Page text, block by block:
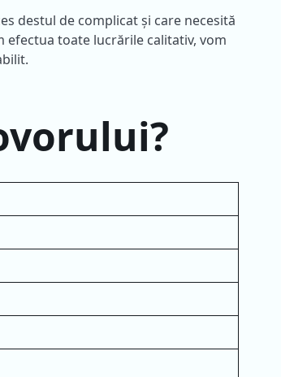
destul de complicat și care necesită
efectua toate lucrările calitativ, vom